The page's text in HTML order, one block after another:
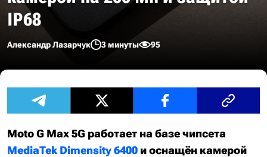
IP68
Александр Лазарчук 3 минуты 95
Moto G Max 5G работает на базе чипсета
MediaTek Dimensity 6400 и оснащён камерой